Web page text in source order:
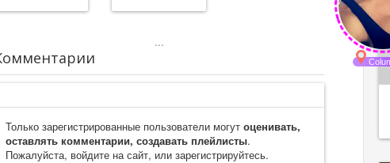
...
Только зарегистрированные пользователи могутоценивать,
оставлять комментарии, создавать плейлисты.
Пожалуйста, войдите на сайт, или зарегистрируйтесь.